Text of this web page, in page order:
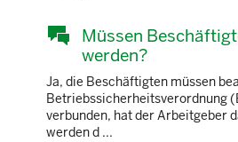
Müssen
werden?
Ja, die Beschäftigten müssen
Betriebssicherheitsverordnung
verbunden, hat der Arbeitgeber
werden d ...